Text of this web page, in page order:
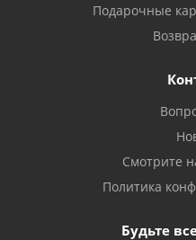
Подарочные
Смотрите
Политика
Будьте